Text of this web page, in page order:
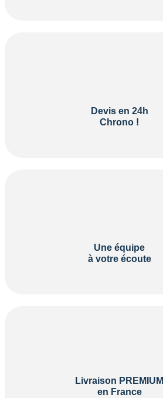
Devis en 24h
Chrono !
Une équipe
à votre écoute
Livraison PREMIUM
en France